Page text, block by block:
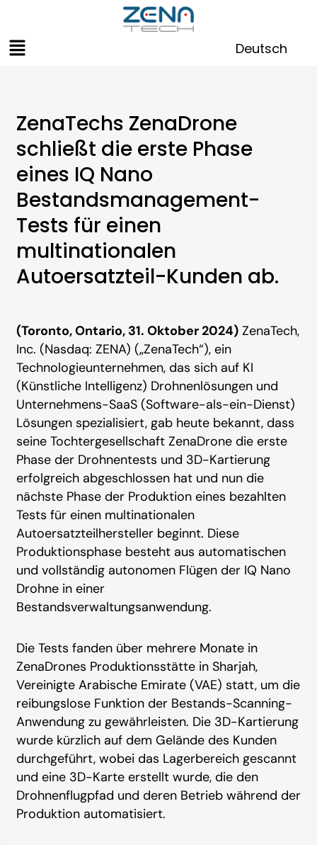
springen
Menü Deutsch
ZenaTechs ZenaDrone
schließt die erste Phase
eines IQ Nano
Bestandsmanagement-
Tests für einen
multinationalen
Autoersatzteil-Kunden ab.
(Toronto, Ontario, 31. Oktober 2024)ZenaTech,
Inc. (Nasdaq: ZENA) („ZenaTech“), ein
Technologieunternehmen, das sich auf KI
(Künstliche Intelligenz) Drohnenlösungen und
Unternehmens-SaaS (Software-als-ein-Dienst)
Lösungen spezialisiert, gab heute bekannt, dass
seine Tochtergesellschaft ZenaDrone die erste
Phase der Drohnentests und 3D-Kartierung
erfolgreich abgeschlossen hat und nun die
nächste Phase der Produktion eines bezahlten
Tests für einen multinationalen
Autoersatzteilhersteller beginnt. Diese
Produktionsphase besteht aus automatischen
und vollständig autonomen Flügen der IQ Nano
Drohne in einer
Bestandsverwaltungsanwendung.
Die Tests fanden über mehrere Monate in
ZenaDrones Produktionsstätte in Sharjah,
Vereinigte Arabische Emirate (VAE) statt, um die
reibungslose Funktion der Bestands-Scanning-
Anwendung zu gewährleisten. Die 3D-Kartierung
wurde kürzlich auf dem Gelände des Kunden
durchgeführt, wobei das Lagerbereich gescannt
und eine 3D-Karte erstellt wurde, die den
Drohnenflugpfad und deren Betrieb während der
Produktion automatisiert.